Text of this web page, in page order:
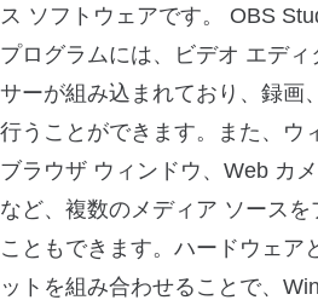
ス ソフトウェアです。 OBS
プログラムには、ビデオ エデ
サーが組み込まれており、録画
行うことができます。また、ウ
ブラウザ ウィンドウ、Web カ
など、複数のメディア ソース
こともできます。ハードウェア
ットを組み合わせることで、